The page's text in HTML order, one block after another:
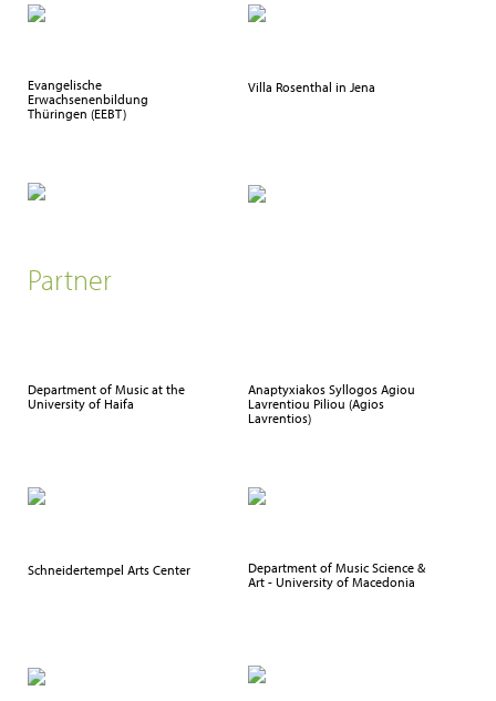
Evangelische
Erwachsenenbildung
Thüringen (EEBT)
Villa Rosenthal in Jena
Partner
Department of Music at the
University of Haifa
Anaptyxiakos Syllogos Agiou
Lavrentiou Piliou (Agios
Lavrentios)
Schneidertempel Arts Center
Department of Music Science &
Art - University of Macedonia